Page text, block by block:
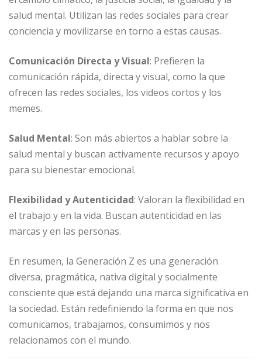
salud mental. Utilizan las redes sociales para crear
conciencia y movilizarse en torno a estas causas.
Comunicación Directa y Visual: Prefieren la
comunicación rápida, directa y visual, como la que
ofrecen las redes sociales, los videos cortos y los
memes.
Salud Mental: Son más abiertos a hablar sobre la
salud mental y buscan activamente recursos y apoyo
para su bienestar emocional.
Flexibilidad y Autenticidad: Valoran la flexibilidad en
el trabajo y en la vida. Buscan autenticidad en las
marcas y en las personas.
En resumen, la Generación Z es una generación
diversa, pragmática, nativa digital y socialmente
consciente que está dejando una marca significativa en
la sociedad. Están redefiniendo la forma en que nos
comunicamos, trabajamos, consumimos y nos
relacionamos con el mundo.